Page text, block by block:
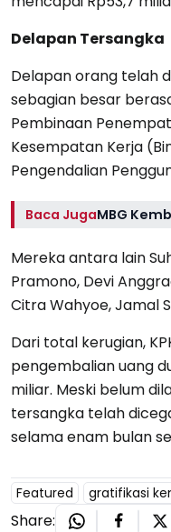
Delapan Tersangka
Delapan orang telah
sebagian besar
Pembinaan
Kesempatan Kerja
Pengendalian
Baca JugaMBG
Mereka antara lain
Pramono, Devi
Citra Wahyoe, Jamal
Dari total kerugian,
pengembalian uang
miliar. Meski belum
tersangka telah
selama enam bulan
Featured gratifikasi
Share: